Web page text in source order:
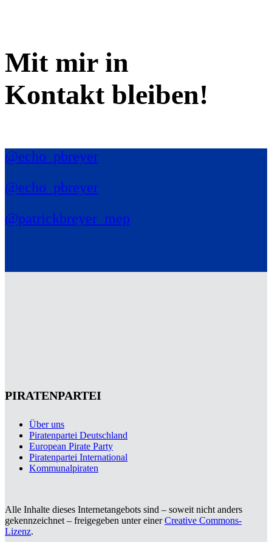
Mit mir in
Kontakt bleiben!
@echo_pbreyer
@echo_pbreyer
@patrickbreyer_mep
PIRATENPARTEI
Über uns
Piratenpartei Deutschland
European Pirate Party
Piratenpartei International
Kommunalpiraten
Alle Inhalte dieses Internetangebots sind – soweit nicht anders
gekennzeichnet – freigegeben unter einerCreative Commons-
Lizenz.